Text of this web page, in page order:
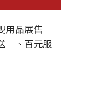
用品展售
一、百元服